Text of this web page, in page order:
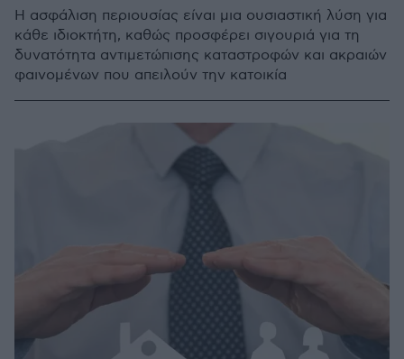
Η ασφάλιση περιουσίας είναι μια ουσιαστική λύση για
κάθε ιδιοκτήτη, καθώς προσφέρει σιγουριά για τη
δυνατότητα αντιμετώπισης καταστροφών και ακραιών
φαινομένων που απειλούν την κατοικία